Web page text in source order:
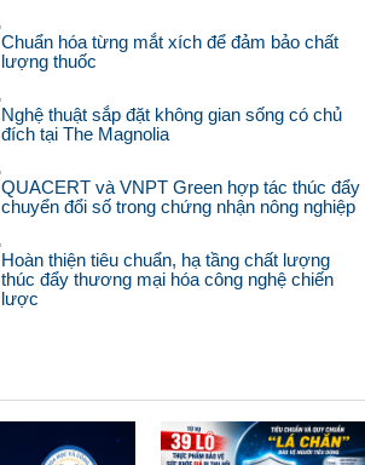
Chuẩn hóa từng mắt xích để đảm bảo chất
lượng thuốc
Nghệ thuật sắp đặt không gian sống có chủ
đích tại The Magnolia
QUACERT và VNPT Green hợp tác thúc đẩy
chuyển đổi số trong chứng nhận nông nghiệp
Hoàn thiện tiêu chuẩn, hạ tầng chất lượng
thúc đẩy thương mại hóa công nghệ chiến
lược